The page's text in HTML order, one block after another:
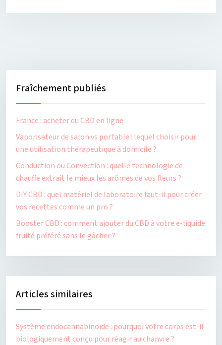
Fraîchement publiés
France : acheter du CBD en ligne
Vaporisateur de salon vs portable : lequel choisir pour
une utilisation thérapeutique à domicile ?
Conduction ou Convection : quelle technologie de
chauffe extrait le mieux les arômes de vos fleurs ?
DIY CBD : quel matériel de laboratoire faut-il pour créer
vos recettes comme un pro ?
Booster CBD : comment ajouter du CBD à votre e-liquide
fruité préféré sans le gâcher ?
Articles similaires
Système endocannabinoïde : pourquoi votre corps est-il
biologiquement conçu pour réagir au chanvre ?